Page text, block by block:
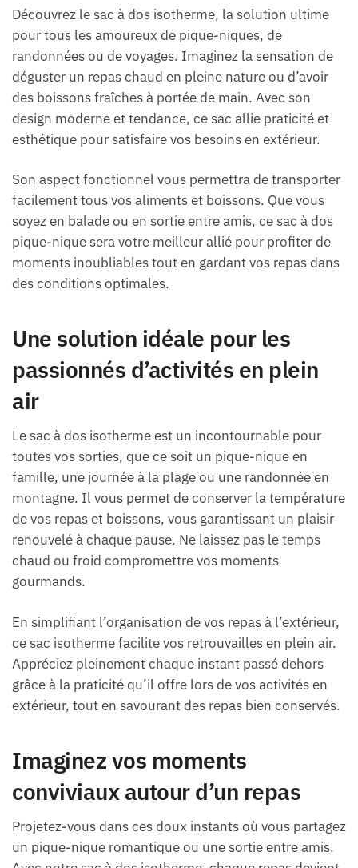
Découvrez le sac à dos isotherme, la solution ultime
pour tous les amoureux de pique-niques, de
randonnées ou de voyages. Imaginez la sensation de
déguster un repas chaud en pleine nature ou d’avoir
des boissons fraîches à portée de main. Avec son
design moderne et tendance, ce sac allie praticité et
esthétique pour satisfaire vos besoins en extérieur.
Son aspect fonctionnel vous permettra de transporter
facilement tous vos aliments et boissons. Que vous
soyez en balade ou en sortie entre amis, ce sac à dos
pique-nique sera votre meilleur allié pour profiter de
moments inoubliables tout en gardant vos repas dans
des conditions optimales.
Une solution idéale pour les
passionnés d’activités en plein
air
Le sac à dos isotherme est un incontournable pour
toutes vos sorties, que ce soit un pique-nique en
famille, une journée à la plage ou une randonnée en
montagne. Il vous permet de conserver la température
de vos repas et boissons, vous garantissant un plaisir
renouvelé à chaque pause. Ne laissez pas le temps
chaud ou froid compromettre vos moments
gourmands.
En simplifiant l’organisation de vos repas à l’extérieur,
ce sac isotherme facilite vos retrouvailles en plein air.
Appréciez pleinement chaque instant passé dehors
grâce à la praticité qu’il offre lors de vos activités en
extérieur, tout en savourant des repas bien conservés.
Imaginez vos moments
conviviaux autour d’un repas
Projetez-vous dans ces doux instants où vous partagez
un pique-nique romantique ou une sortie entre amis.